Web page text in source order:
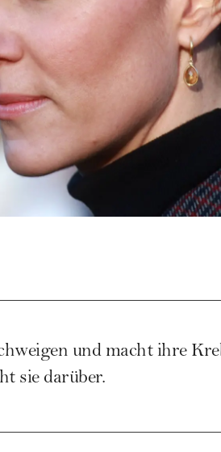
und macht ihre
sie darüber.